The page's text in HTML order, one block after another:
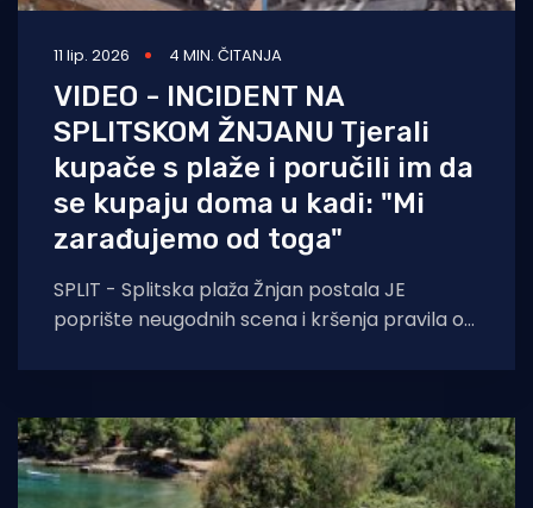
11 lip. 2026 4 MIN. ČITANJA
VIDEO - INCIDENT NA
SPLITSKOM ŽNJANU Tjerali
kupače s plaže i poručili im da
se kupaju doma u kadi: "Mi
zarađujemo od toga"
SPLIT - Splitska plaža Žnjan postala JE
poprište neugodnih scena i kršenja pravila o
portala Morski HR